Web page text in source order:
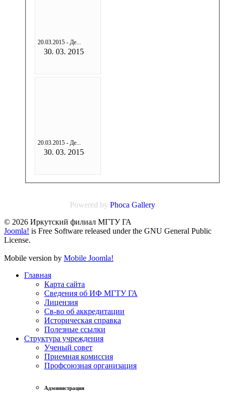
20.03.2015 - Де...
30. 03. 2015
20.03.2015 - Де...
30. 03. 2015
Powered by Phoca Gallery
© 2026 Иркутский филиал МГТУ ГА
Joomla! is Free Software released under the GNU General Public
License.
Mobile version by Mobile Joomla!
Главная
Карта сайта
Сведения об ИФ МГТУ ГА
Лицензия
Св-во об аккредитации
Историческая справка
Полезные ссылки
Структура учреждения
Ученый совет
Приемная комиссия
Профсоюзная организация
Администрация